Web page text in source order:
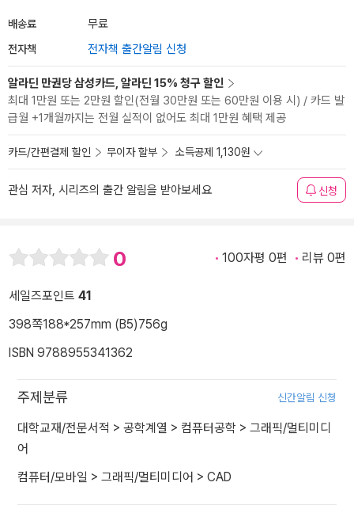
배송료 무료
전자책 전자책 출간알림 신청
알라딘 만권당 삼성카드, 알라딘 15% 청구 할인
최대 1만원 또는 2만원 할인(전월 30만원 또는 60만원 이용 시) / 카드 발
급월 +1개월까지는 전월 실적이 없어도 최대 1만원 혜택 제공
카드/간편결제 할인 무이자 할부 소득공제 1,130원
관심 저자, 시리즈의 출간 알림을 받아보세요 신청
0 100자평 0편 리뷰 0편
세일즈포인트 41
398쪽188*257mm (B5)756g
ISBN 9788955341362
주제분류 신간알림 신청
대학교재/전문서적 > 공학계열 > 컴퓨터공학 > 그래픽/멀티미디
어
컴퓨터/모바일 > 그래픽/멀티미디어 > CAD